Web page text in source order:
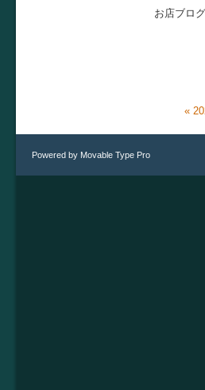
お店ブロ
«
Powered by Movable Type Pro